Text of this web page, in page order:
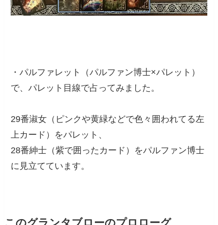
・パルファレット（パルファン博士×パレット）
で、パレット目線で占ってみました。
29番淑女（ピンクや黄緑などで色々囲われてる左
上カード）をパレット、
28番紳士（紫で囲ったカード）をパルファン博士
に見立てています。